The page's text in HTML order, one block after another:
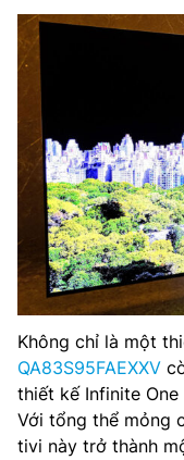
Không chỉ là một
QA83S95FAEXXV
thiết kế Infinite
Với tổng thể mỏng
tivi này trở thành